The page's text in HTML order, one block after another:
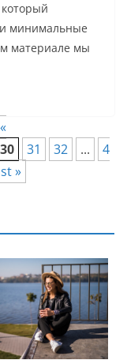
и минимальные
материале мы
«
30 31 32 ...
4
»